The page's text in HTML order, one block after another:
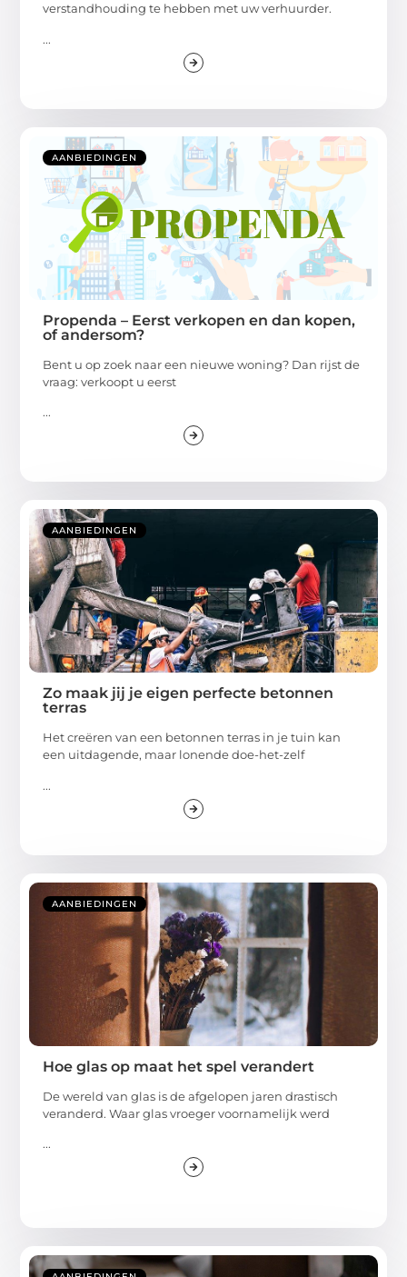
verstandhouding te hebben met uw verhuurder.
...
AANBIEDINGEN
Propenda – Eerst verkopen en dan kopen,
of andersom?
Bent u op zoek naar een nieuwe woning? Dan rijst de
vraag: verkoopt u eerst
...
AANBIEDINGEN
Zo maak jij je eigen perfecte betonnen
terras
Het creëren van een betonnen terras in je tuin kan
een uitdagende, maar lonende doe-het-zelf
...
AANBIEDINGEN
Hoe glas op maat het spel verandert
De wereld van glas is de afgelopen jaren drastisch
veranderd. Waar glas vroeger voornamelijk werd
...